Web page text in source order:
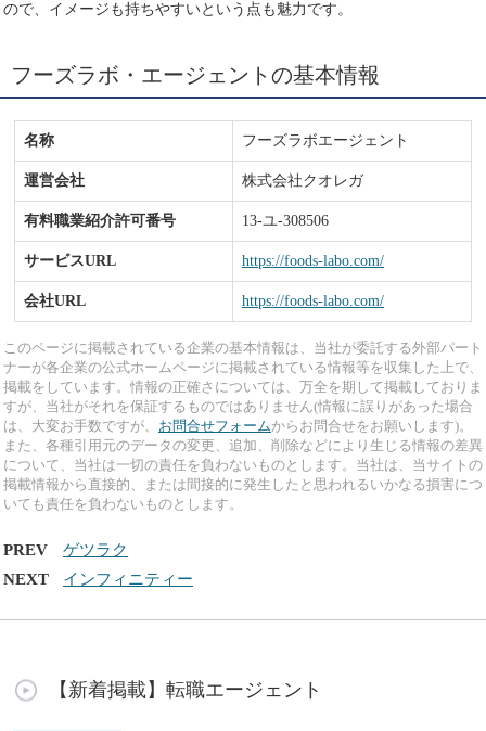
ので、イメージも持ちやすいという点も魅力です。
フーズラボ・エージェントの基本情報
名称 フーズラボエージェント
運営会社 株式会社クオレガ
有料職業紹介許可番号 13-ユ-308506
サービスURL https://foods-labo.com/
会社URL https://foods-labo.com/
このページに掲載されている企業の基本情報は、当社が委託する外部パート
ナーが各企業の公式ホームページに掲載されている情報等を収集した上で、
掲載をしています。情報の正確さについては、万全を期して掲載しておりま
すが、当社がそれを保証するものではありません(情報に誤りがあった場合
は、大変お手数ですが、 お問合せフォームからお問合せをお願いします)。
また、各種引用元のデータの変更、追加、削除などにより生じる情報の差異
について、当社は一切の責任を負わないものとします。当社は、当サイトの
掲載情報から直接的、または間接的に発生したと思われるいかなる損害につ
いても責任を負わないものとします。
PREV
ゲツラク
NEXT
インフィニティー
【新着掲載】転職エージェント